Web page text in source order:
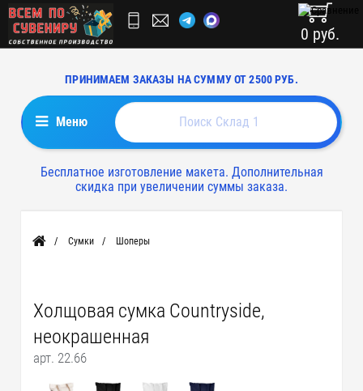
ПРИНИМАЕМ ЗАКАЗЫ НА СУММУ ОТ 2500 РУБ.
0 руб.
Меню
Бесплатное изготовление макета. Дополнительная
скидка при увеличении суммы заказа.
Главная Сумки Шоперы
Холщовая сумка Countryside,
неокрашенная
арт. 22.66